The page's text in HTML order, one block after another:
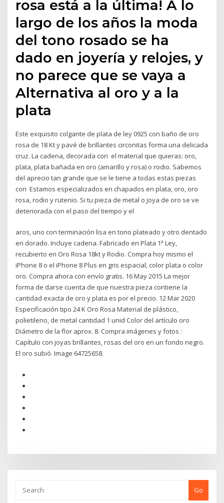
rosa está a la última! A lo
largo de los años la moda
del tono rosado se ha
dado en joyería y relojes, y
no parece que se vaya a
Alternativa al oro y a la
plata
Este exquisito colgante de plata de ley 0925 con baño de oro
rosa de 18 Kt y pavé de brillantes circonitas forma una delicada
cruz. La cadena, decorada con el material que quieras: oro,
plata, plata bañada en oro (amarillo y rosa) o rodio. Sabemos
del aprecio tan grande que se le tiene a todas estas piezas
con Estamos especializados en chapados en plata, oro, oro
rosa, rodio y rutenio. Si tu pieza de metal o joya de oro se ve
deteriorada con el paso del tiempo y el
aros, uno con terminación lisa en tono plateado y otro dentado
en dorado. Incluye cadena. Fabricado en Plata 1ª Ley,
recubierto en Oro Rosa 18kt y Rodio. Compra hoy mismo el
iPhone 8 o el iPhone 8 Plus en gris espacial, color plata o color
oro. Compra ahora con envío gratis. 16 May 2015 La mejor
forma de darse cuenta de que nuestra pieza contiene la
cantidad exacta de oro y plata es por el precio. 12 Mar 2020
Especificación tipo 24 K Oro Rosa Material de plástico,
polietileno, de metal cantidad 1 unid Color del artículo oro
Diámetro de la flor aprox. 8. Compra imágenes y fotos :
Capítulo con joyas brillantes, rosas del oro en un fondo negro.
El oro subió. Image 64725658.
Go